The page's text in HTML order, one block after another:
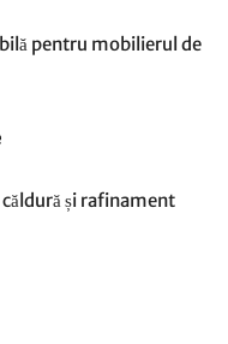
pentru mobilierul de
și rafinament